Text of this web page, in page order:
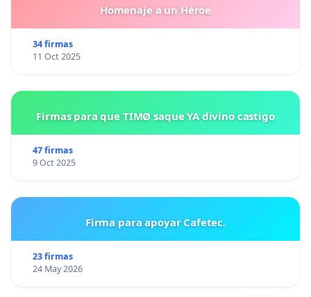
Homenaje a un Héroe
34 firmas
11 Oct 2025
Firmas para que TIMØ saque YA divino castigo
47 firmas
9 Oct 2025
Firma para apoyar Cafetec.
23 firmas
24 May 2026